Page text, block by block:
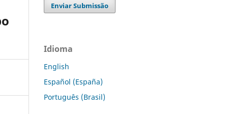
Enviar Submissão
Idioma
English
Español (España)
Português (Brasil)